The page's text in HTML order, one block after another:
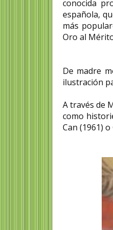
conocida
española,
más
Oro al
De madre
ilustración
A través de
como
Can (1961) o